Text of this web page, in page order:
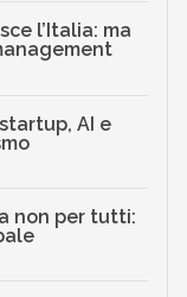
l’Italia: ma
AI e
non per tutti: